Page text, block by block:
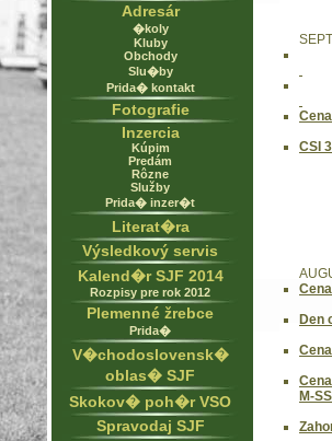
Adresár
�koly
Kluby
Obchody
Slu�by
Prida� kontakt
Fotografie
Inzercia
Kúpim
Predám
Rôzne
Služby
Prida� inzer�t
Literat�ra
Výsledkový servis
Kalend�r SJF 2014
Rozpisy pre rok 2012
Plemenné žrebce
Prida�
V�chodoslovensk�
oblas� SJF
Skokov� poh�r VSO
Spravodaj SJF
CSI
Den
M-